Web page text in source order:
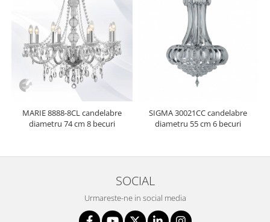
MARIE 8888-8CL candelabre
diametru 74 cm 8 becuri
SIGMA 30021CC candelabre
diametru 55 cm 6 becuri
SOCIAL
Urmareste-ne in social media